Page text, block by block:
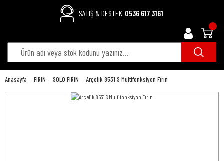
SATIŞ & DESTEK 0536 617 3161
Anasayfa FIRIN SOLO FIRIN Arçelik 8531 S Multifonksiyon Fırın